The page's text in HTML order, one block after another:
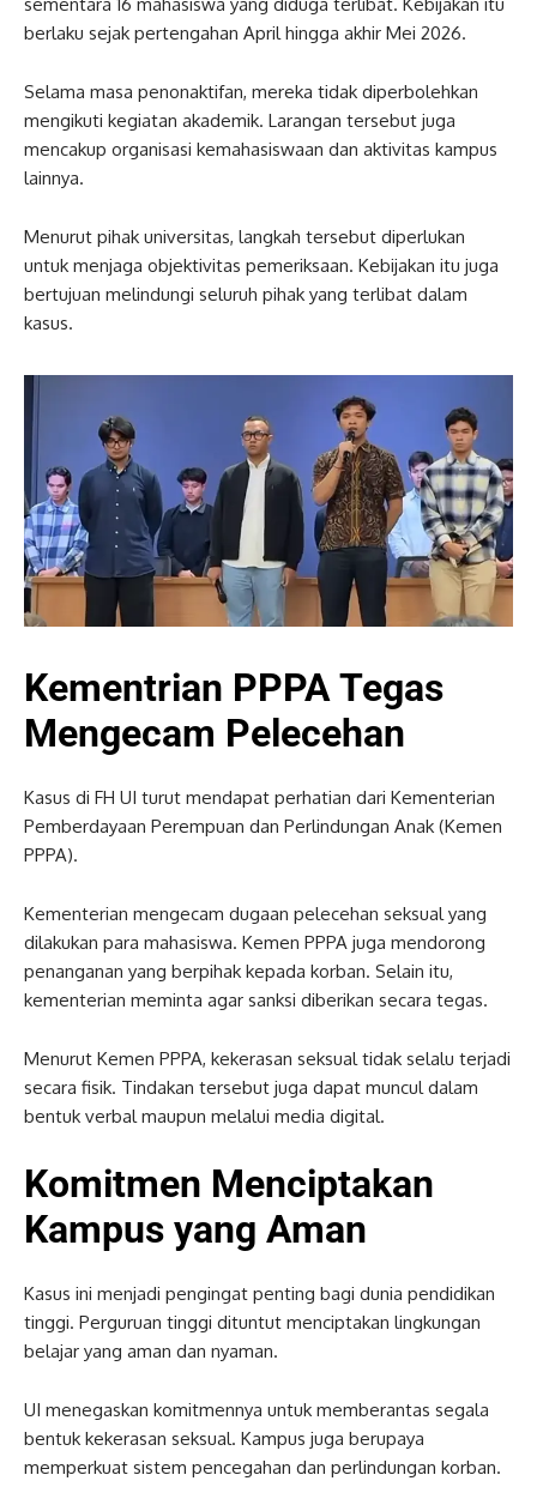
berlaku sejak pertengahan April hingga akhir Mei 2026.
Selama masa penonaktifan, mereka tidak diperbolehkan
mengikuti kegiatan akademik. Larangan tersebut juga
mencakup organisasi kemahasiswaan dan aktivitas kampus
lainnya.
Menurut pihak universitas, langkah tersebut diperlukan
untuk menjaga objektivitas pemeriksaan. Kebijakan itu juga
bertujuan melindungi seluruh pihak yang terlibat dalam
kasus.
Kementrian PPPA Tegas
Mengecam Pelecehan
Kasus di FH UI turut mendapat perhatian dari Kementerian
Pemberdayaan Perempuan dan Perlindungan Anak (Kemen
PPPA).
Kementerian mengecam dugaan pelecehan seksual yang
dilakukan para mahasiswa. Kemen PPPA juga mendorong
penanganan yang berpihak kepada korban. Selain itu,
kementerian meminta agar sanksi diberikan secara tegas.
Menurut Kemen PPPA, kekerasan seksual tidak selalu terjadi
secara fisik. Tindakan tersebut juga dapat muncul dalam
bentuk verbal maupun melalui media digital.
Komitmen Menciptakan
Kampus yang Aman
Kasus ini menjadi pengingat penting bagi dunia pendidikan
tinggi. Perguruan tinggi dituntut menciptakan lingkungan
belajar yang aman dan nyaman.
UI menegaskan komitmennya untuk memberantas segala
bentuk kekerasan seksual. Kampus juga berupaya
memperkuat sistem pencegahan dan perlindungan korban.